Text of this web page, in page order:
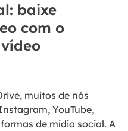
baixe
com o
muitos de nós
YouTube,
de mídia social. A